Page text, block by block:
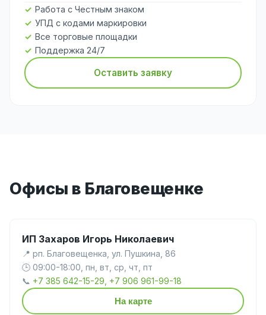
Работа с Честным знаком
УПД с кодами маркировки
Все торговые площадки
Поддержка 24/7
Оставить заявку
Офисы в Благовещенке
ИП Захаров Игорь Николаевич
📍 рп. Благовещенка, ул. Пушкина, 86
🕒 09:00-18:00, пн, вт, ср, чт, пт
📞 +7 385 642-15-29, +7 906 961-99-18
На карте